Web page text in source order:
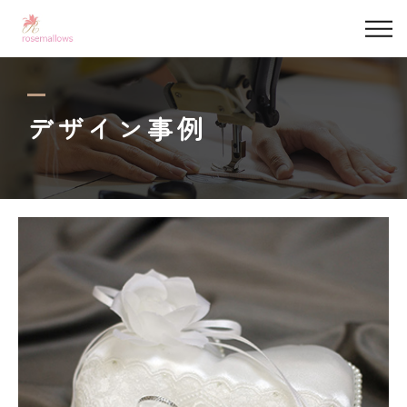
デザイン事例
私たちについて
デザイン事例
サービス
依頼の流れ
マシュマロベビー
よくある質問
コンテンツ